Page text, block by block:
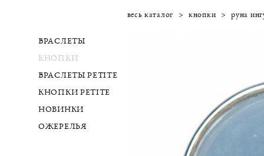
БРАСЛЕТЫ
КНОПКИ
БРАСЛЕТЫ PETITE
КНОПКИ PETITE
НОВИНКИ
ОЖЕРЕЛЬЯ
весь каталог > кнопки > руна